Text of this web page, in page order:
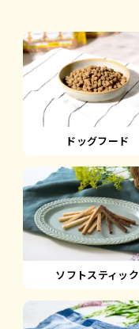
ドッグフード
ソフトスティック